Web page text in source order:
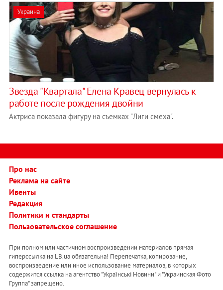
Украина
Звезда "Квартала" Елена Кравец вернулась к
работе после рождения двойни
Актриса показала фигуру на съемках "Лиги смеха".
Про нас
Реклама на сайте
Ивенты
Редакция
Политики и стандарты
Пользовательское соглашение
При полном или частичном воспроизведении материалов прямая
гиперссылка на LB.ua обязательна! Перепечатка, копирование,
воспроизведение или иное использование материалов, в которых
содержится ссылка на агентство "Українськi Новини" и "Украинская Фото
Группа" запрещено.